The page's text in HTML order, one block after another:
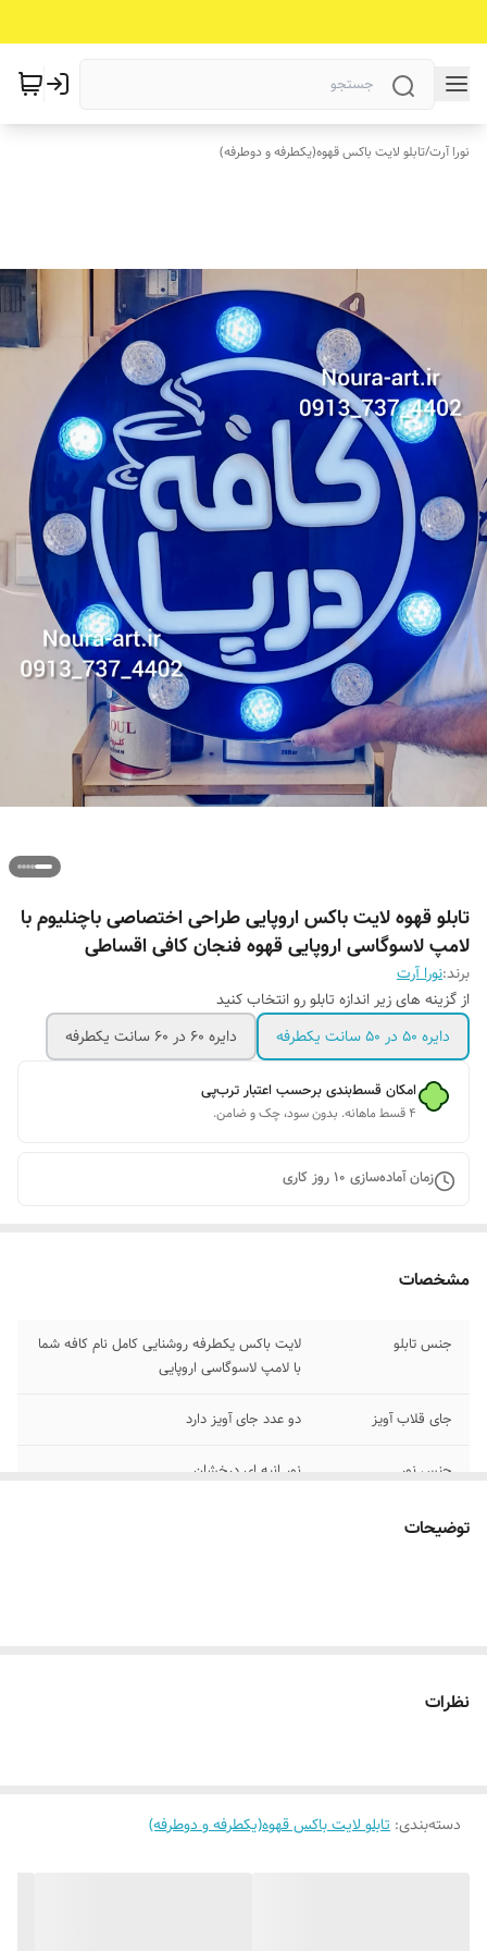
نورا آرت/تابلو لایت باکس قهوه(یکطرفه و دوطرفه)
تابلو قهوه لایت باکس اروپایی طراحی اختصاصی باچنلیوم با
لامپ لاسوگاسی اروپایی قهوه فنجان کافی اقساطی
برند:نورا آرت
از گزینه های زیر اندازه تابلو رو انتخاب کنید
دایره ۵۰ در ۵۰ سانت یکطرفه
دایره ۶۰ در ۶۰ سانت یکطرفه
امکان قسط‌بندی برحسب اعتبار ترب‌پی
۴ قسط ماهانه. بدون سود، چک و ضامن.
زمان آماده‌سازی 10روز کاری
مشخصات
جنس تابلو
لایت باکس یکطرفه روشنایی کامل نام کافه شما
با لامپ لاسوگاسی اروپایی
جای قلاب آویز دو عدد جای آویز دارد
جنس نور نور انبه ای درخشان
پرداخت اقساطی
توضیحات
نظرات
دسته‌بندی: تابلو لایت باکس قهوه(یکطرفه و دوطرفه)